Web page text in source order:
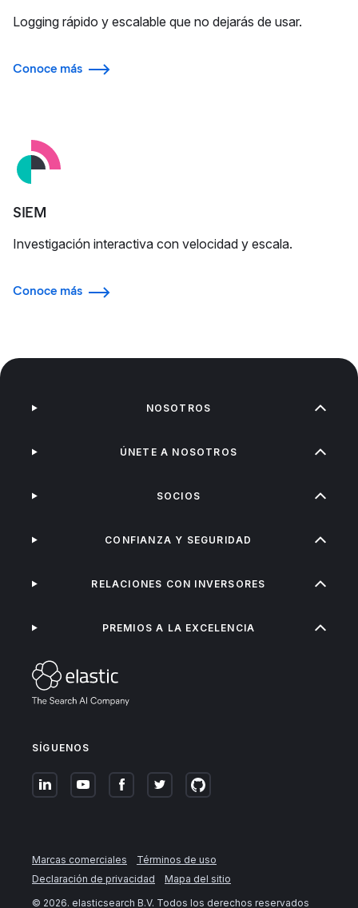
Logging rápido y escalable que no dejarás de usar.
Conoce más
SIEM
Investigación interactiva con velocidad y escala.
Conoce más
SÍGUENOS
NOSOTROS
ÚNETE A NOSOTROS
SOCIOS
CONFIANZA Y SEGURIDAD
RELACIONES CON INVERSORES
PREMIOS A LA EXCELENCIA
Marcas comerciales
Términos de uso
Declaración de privacidad
Mapa del sitio
© 2026. elasticsearch B.V. Todos los derechos reservados